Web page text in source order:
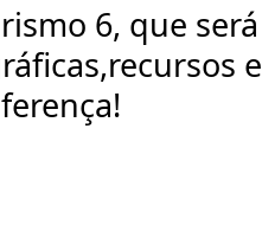
6, que será
e